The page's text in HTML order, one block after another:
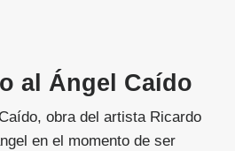
al Ángel Caído
obra del artista Ricardo
en el momento de ser